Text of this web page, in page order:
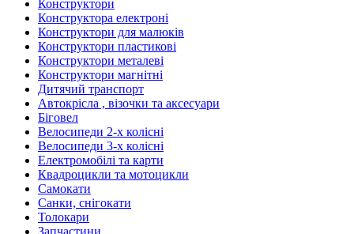
Конструктори
Конструктора електроні
Конструктори для малюків
Конструктори пластикові
Конструктори металеві
Конструктори магнітні
Дитячий транспорт
Автокрісла , візочки та аксесуари
Біговел
Велосипеди 2-х колісні
Велосипеди 3-х колісні
Електромобілі та карти
Квадроцикли та мотоцикли
Самокати
Санки, снігокати
Толокари
Запчастини